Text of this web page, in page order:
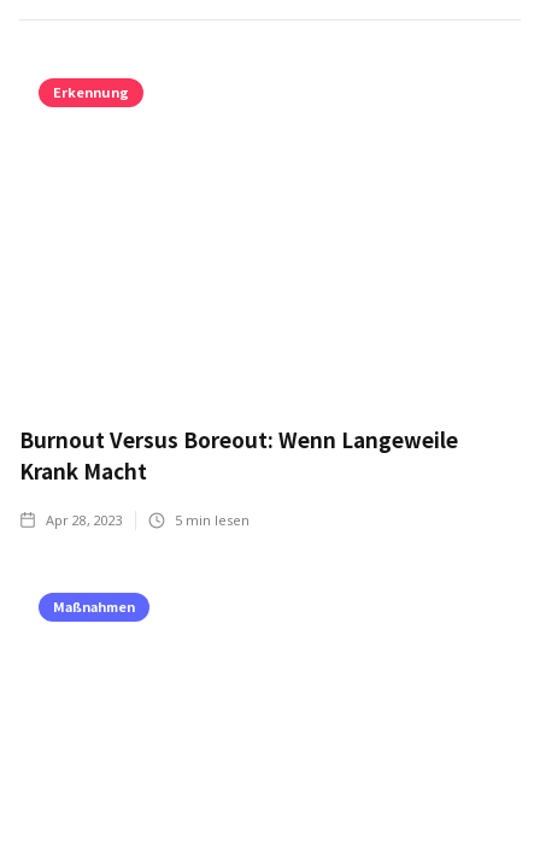
Erkennung
Burnout Versus Boreout: Wenn Langeweile
Krank Macht
Apr 28, 2023 5 min lesen
Maßnahmen